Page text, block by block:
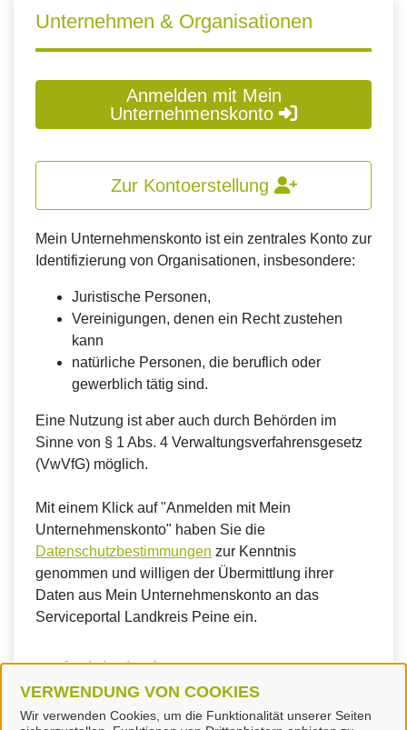
VERWENDUNG VON COOKIES
Wir verwenden Cookies, um die Funktionalität unserer Seiten
Unternehmen & Organisationen
Anmelden mit Mein
Unternehmenskonto
Zur Kontoerstellung
Mein Unternehmenskonto ist ein zentrales Konto zur
Identifizierung von Organisationen, insbesondere:
Juristische Personen,
Vereinigungen, denen ein Recht zustehen
kann
natürliche Personen, die beruflich oder
gewerblich tätig sind.
Eine Nutzung ist aber auch durch Behörden im
Sinne von § 1 Abs. 4 Verwaltungsverfahrensgesetz
(VwVfG) möglich.
Mit einem Klick auf "Anmelden mit Mein
Unternehmenskonto" haben Sie die
Datenschutzbestimmungen zur Kenntnis
genommen und willigen der Übermittlung ihrer
Daten aus Mein Unternehmenskonto an das
Serviceportal Landkreis Peine ein.
So funktioniert´s: